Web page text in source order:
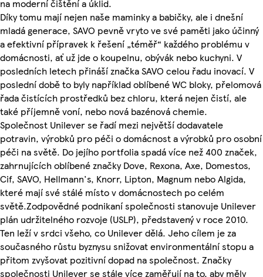
na moderní čištění a úklid.
Díky tomu mají nejen naše maminky a babičky, ale i dnešní
mladá generace, SAVO pevně vryto ve své paměti jako účinný
a efektivní přípravek k řešení „téměř“ každého problému v
domácnosti, ať už jde o koupelnu, obývák nebo kuchyni. V
posledních letech přináší značka SAVO celou řadu inovací. V
poslední době to byly například oblíbené WC bloky, přelomová
řada čistících prostředků bez chloru, která nejen čistí, ale
také příjemně voní, nebo nová bazénová chemie.
Společnost Unilever se řadí mezi největší dodavatele
potravin, výrobků pro péči o domácnost a výrobků pro osobní
péči na světě. Do jejího portfolia spadá více než 400 značek,
zahrnujících oblíbené značky Dove, Rexona, Axe, Domestos,
Cif, SAVO, Hellmann's, Knorr, Lipton, Magnum nebo Algida,
které mají své stálé místo v domácnostech po celém
světě.Zodpovědné podnikaní společnosti stanovuje Unilever
plán udržitelného rozvoje (USLP), představený v roce 2010.
Ten leží v srdci všeho, co Unilever dělá. Jeho cílem je za
současného růstu byznysu snižovat environmentální stopu a
přitom zvyšovat pozitivní dopad na společnost. Značky
společnosti Unilever se stále více zaměřují na to, aby měly